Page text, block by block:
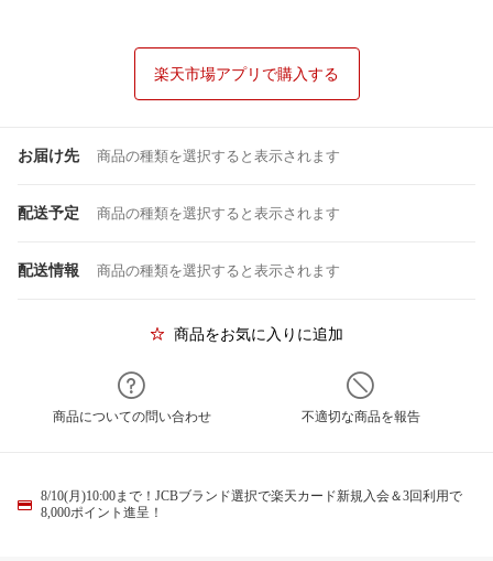
楽天市場アプリで購入する
お届け先 商品の種類を選択すると表示されます
配送予定 商品の種類を選択すると表示されます
配送情報 商品の種類を選択すると表示されます
商品をお気に入りに追加
商品についての問い合わせ 不適切な商品を報告
8/10(月)10:00まで！JCBブランド選択で楽天カード新規入会＆3回利用で
8,000ポイント進呈！